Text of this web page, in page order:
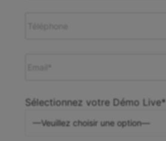
Sélectionnez votre Démo Live*